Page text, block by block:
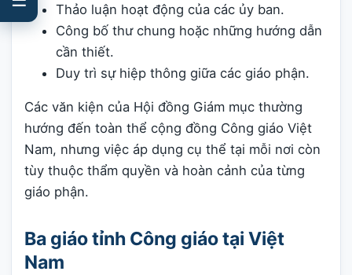
Thảo luận hoạt động của các ủy ban.
Công bố thư chung hoặc những hướng dẫn
cần thiết.
Duy trì sự hiệp thông giữa các giáo phận.
Các văn kiện của Hội đồng Giám mục thường
hướng đến toàn thể cộng đồng Công giáo Việt
Nam, nhưng việc áp dụng cụ thể tại mỗi nơi còn
tùy thuộc thẩm quyền và hoàn cảnh của từng
giáo phận.
Ba giáo tỉnh Công giáo tại Việt
Nam